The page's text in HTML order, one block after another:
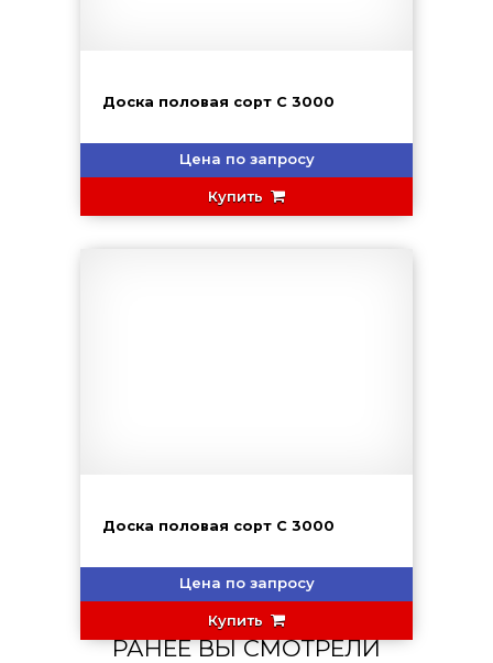
Доска половая сорт С 3000
Цена по запросу
Купить
Доска половая сорт С 3000
Цена по запросу
Купить
РАНЕЕ ВЫ СМОТРЕЛИ